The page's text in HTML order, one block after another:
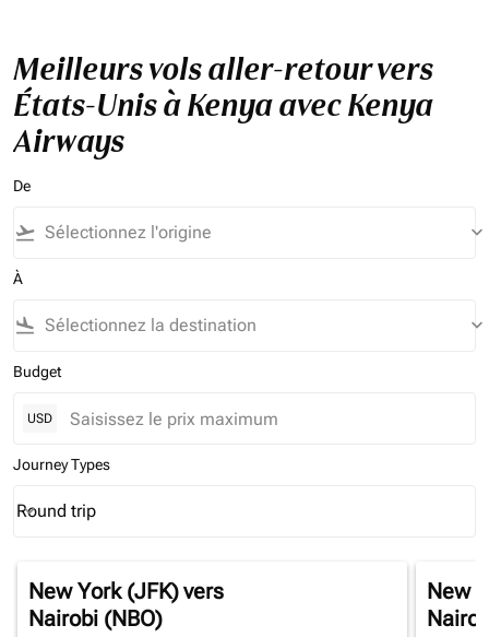
Meilleurs vols aller-retour vers
États-Unis à Kenya avec Kenya
Airways
De
flight_takeoff keyboard_arrow_down
À
flight_land keyboard_arrow_down
Budget
USD
Journey Types
Journey Types option Round trip Selected
Round trip
keyboard_arrow_down
New York (JFK)vers
Nairobi (NBO)
New